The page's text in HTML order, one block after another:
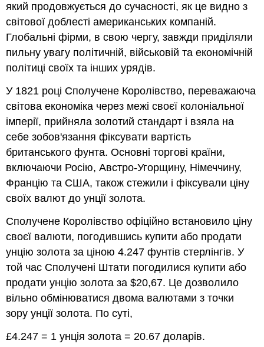
який продовжується до сучасності, як це видно з
світової доблесті американських компаній.
Глобальні фірми, в свою чергу, завжди приділяли
пильну увагу політичній, військовій та економічній
політиці своїх та інших урядів.
У 1821 році Сполучене Королівство, переважаюча
світова економіка через межі своєї колоніальної
імперії, прийняла золотий стандарт і взяла на
себе зобов'язання фіксувати вартість
британського фунта. Основні торгові країни,
включаючи Росію, Австро-Угорщину, Німеччину,
Францію та США, також стежили і фіксували ціну
своїх валют до унції золота.
Сполучене Королівство офіційно встановило ціну
своєї валюти, погодившись купити або продати
унцію золота за ціною 4.247 фунтів стерлінгів. У
той час Сполучені Штати погодилися купити або
продати унцію золота за $20,67. Це дозволило
вільно обмінюватися двома валютами з точки
зору унції золота. По суті,
£4.247 = 1 унція золота = 20.67 доларів.